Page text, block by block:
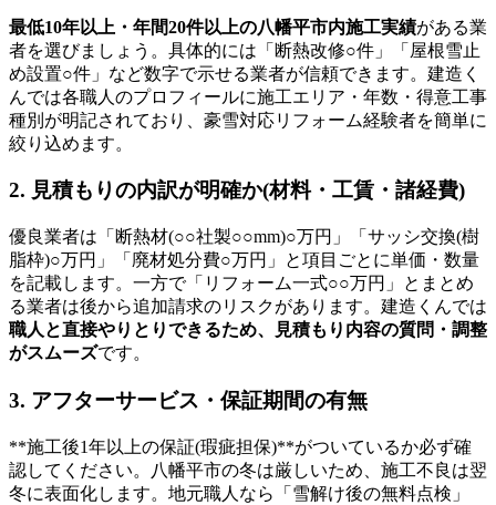
最低10年以上・年間20件以上の八幡平市内施工実績がある業
者を選びましょう。具体的には「断熱改修○件」「屋根雪止
め設置○件」など数字で示せる業者が信頼できます。建造く
んでは各職人のプロフィールに施工エリア・年数・得意工事
種別が明記されており、豪雪対応リフォーム経験者を簡単に
絞り込めます。
2. 見積もりの内訳が明確か(材料・工賃・諸経費)
優良業者は「断熱材(○○社製○○mm)○万円」「サッシ交換(樹
脂枠)○万円」「廃材処分費○万円」と項目ごとに単価・数量
を記載します。一方で「リフォーム一式○○万円」とまとめ
る業者は後から追加請求のリスクがあります。建造くんでは
職人と直接やりとりできるため、見積もり内容の質問・調整
がスムーズです。
3. アフターサービス・保証期間の有無
**施工後1年以上の保証(瑕疵担保)**がついているか必ず確
認してください。八幡平市の冬は厳しいため、施工不良は翌
冬に表面化します。地元職人なら「雪解け後の無料点検」